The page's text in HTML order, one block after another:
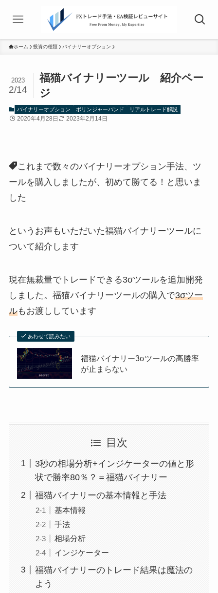
ホーム 投資の種類 バイナリーオプション
福猫バイナリーツール 紹介ペー
ジ
2023
2/14
バイナリーオプション ボリンジャーバンド リアルトレード解説
2020年4月28日 2023年2月14日
これまで数々のバイナリーオプション手法、ツ
ールを購入しましたが、初めて勝てる！と思いま
した
というお声もいただいた福猫バイナリーツールに
ついて紹介します
現在無裁量でトレードできる3σツールを追加開発
しました。福猫バイナリーツールの購入で3σツー
ルもお渡ししています
あわせて読みたい
福猫バイナリー3σツールの高勝率
が止まらない
目次
3秒の相場分析+インジケーターの値と形
状で勝率80％？＝福猫バイナリー
福猫バイナリーの基本情報と手法
基本情報
手法
相場分析
インジケーター
福猫バイナリーのトレード結果は魔法の
よう